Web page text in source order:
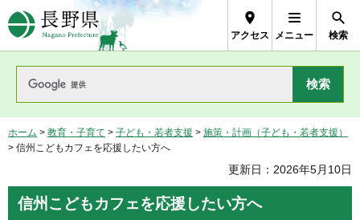
長野県Nagano Prefecture
アクセス メニュー 検索
ホーム > 教育・子育て > 子ども・若者支援 > 施策・計画（子ども・若者支援）
> 信州こどもカフェを応援したい方へ
更新日：2026年5月10日
信州こどもカフェを応援したい方へ